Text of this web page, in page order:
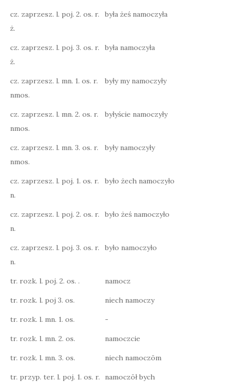
cz. zaprzesz. l. poj. 2. os. r.
ż.
była żeś namoczyła
cz. zaprzesz. l. poj. 3. os. r.
ż.
była namoczyła
cz. zaprzesz. l. mn. 1. os. r.
nmos.
były my namoczyły
cz. zaprzesz. l. mn. 2. os. r.
nmos.
byłyście namoczyły
cz. zaprzesz. l. mn. 3. os. r.
nmos.
były namoczyły
cz. zaprzesz. l. poj. 1. os. r.
n.
było żech namoczyło
cz. zaprzesz. l. poj. 2. os. r.
n.
było żeś namoczyło
cz. zaprzesz. l. poj. 3. os. r.
n.
było namoczyło
tr. rozk. l. poj. 2. os. . namocz
tr. rozk. l. poj 3. os. niech namoczy
tr. rozk. l. mn. 1. os. -
tr. rozk. l. mn. 2. os. namoczcie
tr. rozk. l. mn. 3. os. niech namoczōm
tr. przyp. ter. l. poj. 1. os. r.
namoczōł bych